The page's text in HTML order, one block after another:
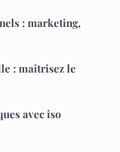
: marketing,
: maîtrisez le
avec iso